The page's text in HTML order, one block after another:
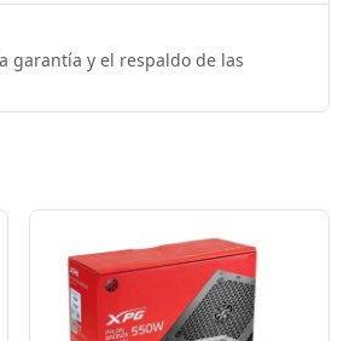
garantía y el respaldo de las